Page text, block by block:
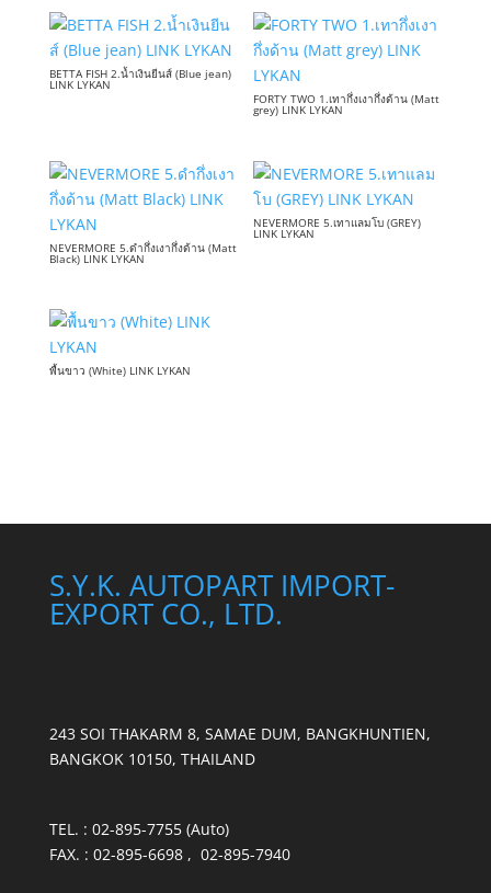
BETTA FISH 2.น้ำเงินยีนส์ (Blue jean)
LINK LYKAN
FORTY TWO 1.เทากึ่งเงากึ่งด้าน (Matt
grey) LINK LYKAN
NEVERMORE 5.ดำกึ่งเงากึ่งด้าน (Matt
Black) LINK LYKAN
NEVERMORE 5.เทาแลมโบ (GREY)
LINK LYKAN
พื้นขาว (White) LINK LYKAN
S.Y.K. AUTOPART IMPORT-
EXPORT CO., LTD.
243 SOI THAKARM 8, SAMAE DUM, BANGKHUNTIEN,
BANGKOK 10150, THAILAND
TEL. : 02-895-7755 (Auto)
FAX. : 02-895-6698 , 02-895-7940